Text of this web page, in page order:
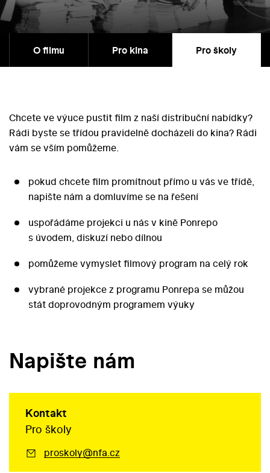
O filmu Pro kina Pro školy
Chcete ve výuce pustit film z naší distribuční nabídky?
Rádi byste se třídou pravidelně docházeli do kina? Rádi
vám se vším pomůžeme.
pokud chcete film promítnout přímo u vás ve třídě,
napište nám a domluvíme se na řešení
uspořádáme projekci u nás v kině Ponrepo
s úvodem, diskuzí nebo dílnou
pomůžeme vymyslet filmový program na celý rok
vybrané projekce z programu Ponrepa se můžou
stát doprovodným programem výuky
Napište nám
Kontakt
Pro školy
proskoly@nfa.cz